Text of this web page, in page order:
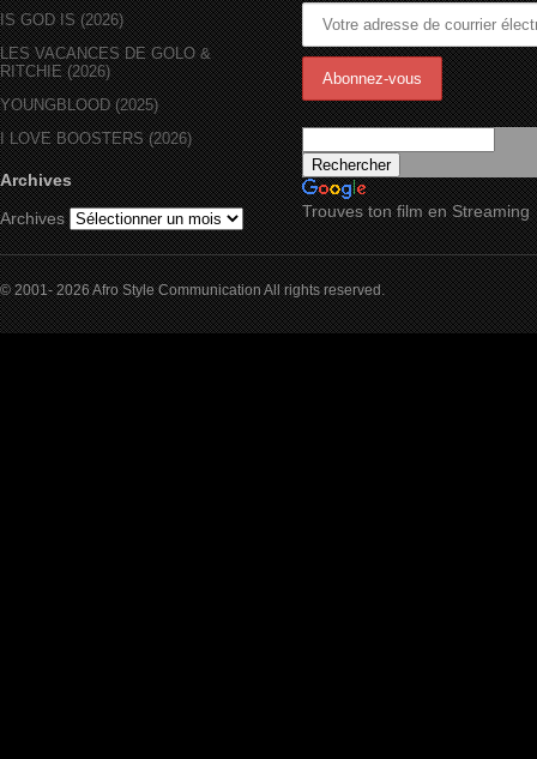
IS GOD IS (2026)
LES VACANCES DE GOLO &
RITCHIE (2026)
YOUNGBLOOD (2025)
I LOVE BOOSTERS (2026)
Archives
Archives
Trouves ton film en Streaming
© 2001- 2026 Afro Style Communication All rights reserved.